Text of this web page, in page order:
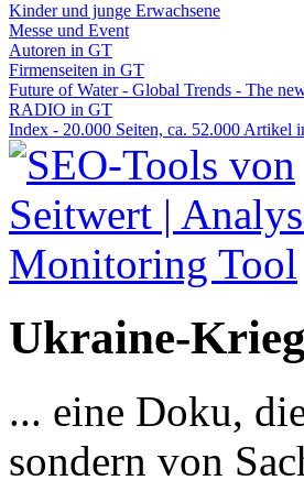
Kinder und junge Erwachsene
Messe und Event
Autoren in GT
Firmenseiten in GT
Future of Water - Global Trends - The
RADIO in GT
Index - 20.000 Seiten, ca. 52.000 Artikel
Ukraine-
... eine Doku,
sondern von